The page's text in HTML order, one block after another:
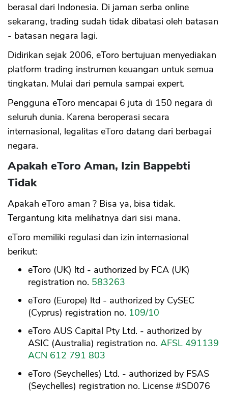
berasal dari Indonesia. Di jaman serba online
sekarang, trading sudah tidak dibatasi oleh batasan
- batasan negara lagi.
Didirikan sejak 2006, eToro bertujuan menyediakan
platform trading instrumen keuangan untuk semua
tingkatan. Mulai dari pemula sampai expert.
Pengguna eToro mencapai 6 juta di 150 negara di
seluruh dunia. Karena beroperasi secara
internasional, legalitas eToro datang dari berbagai
negara.
Apakah eToro Aman, Izin Bappebti
Tidak
Apakah eToro aman ? Bisa ya, bisa tidak.
Tergantung kita melihatnya dari sisi mana.
eToro memiliki regulasi dan izin internasional
berikut:
eToro (UK) ltd - authorized by FCA (UK)
registration no. 583263
eToro (Europe) ltd - authorized by CySEC
(Cyprus) registration no. 109/10
eToro AUS Capital Pty Ltd. - authorized by
ASIC (Australia) registration no. AFSL 491139
ACN 612 791 803
eToro (Seychelles) Ltd. - authorized by FSAS
(Seychelles) registration no. License #SD076